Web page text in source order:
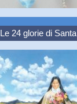
Le 24 glorie di